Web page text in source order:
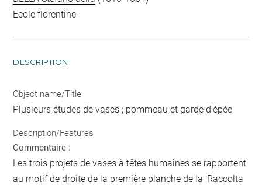
Ecole florentine
DESCRIPTION
Object name/Title
Plusieurs études de vases ; pommeau et garde d'épée
Description/Features
Commentaire :
Les trois projets de vases à têtes humaines se rapportent
au motif de droite de la première planche de la 'Raccolta